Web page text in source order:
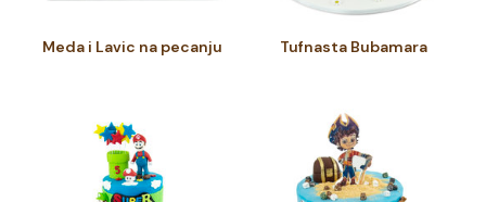
Meda i Lavic na pecanju Tufnasta Bubamara